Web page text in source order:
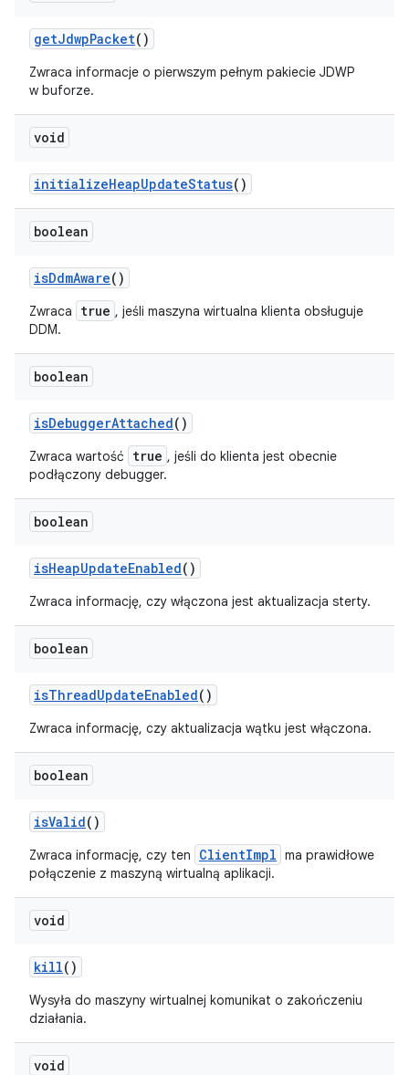
getJdwpPacket()
Zwraca informacje o pierwszym pełnym pakiecie JDWP
w buforze.
void
initializeHeapUpdateStatus()
boolean
isDdmAware()
Zwraca true , jeśli maszyna wirtualna klienta obsługuje
DDM.
boolean
isDebuggerAttached()
Zwraca wartość true , jeśli do klienta jest obecnie
podłączony debugger.
boolean
isHeapUpdateEnabled()
Zwraca informację, czy włączona jest aktualizacja sterty.
boolean
isThreadUpdateEnabled()
Zwraca informację, czy aktualizacja wątku jest włączona.
boolean
isValid()
Zwraca informację, czy ten ClientImpl ma prawidłowe
połączenie z maszyną wirtualną aplikacji.
void
kill()
Wysyła do maszyny wirtualnej komunikat o zakończeniu
działania.
void